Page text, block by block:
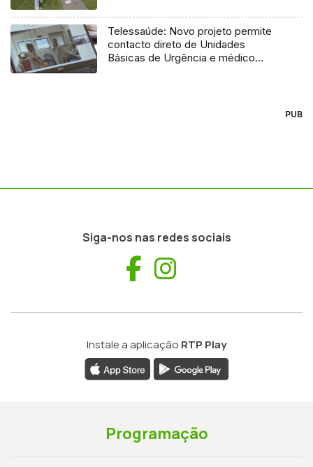
Telessaúde: Novo projeto permite
contacto direto de Unidades
Básicas de Urgência e médico
PUB
Siga-nos nas redes sociais
Facebook
Instale a aplicação RTP Play
Programação